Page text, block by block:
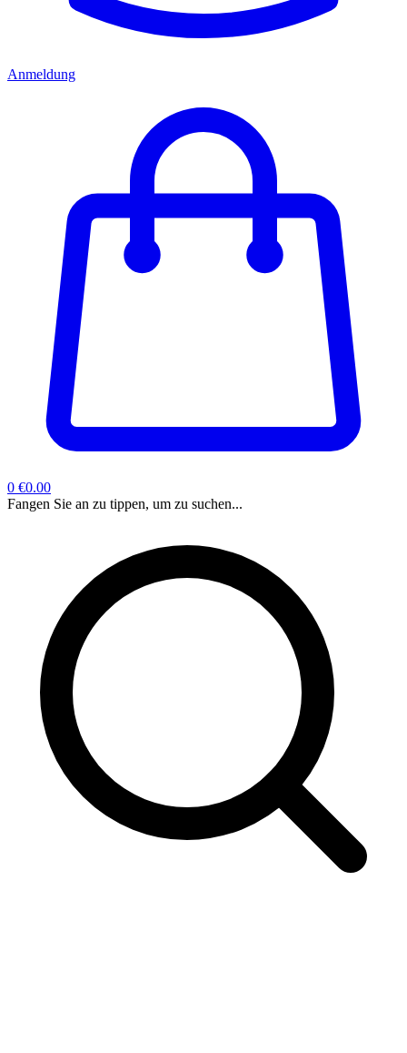
Anmeldung
0 €0.00
Fangen Sie an zu tippen, um zu suchen...